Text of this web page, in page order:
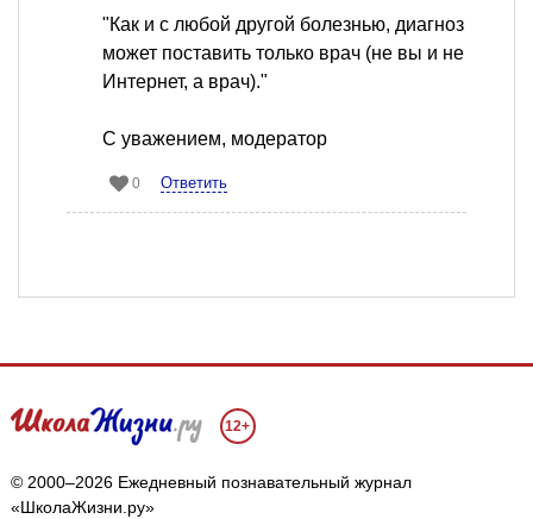
"Как и с любой другой болезнью, диагноз
может поставить только врач (не вы и не
Интернет, а врач)."
С уважением, модератор
0 Ответить
12+
© 2000–2026 Ежедневный познавательный журнал
«ШколаЖизни.ру»